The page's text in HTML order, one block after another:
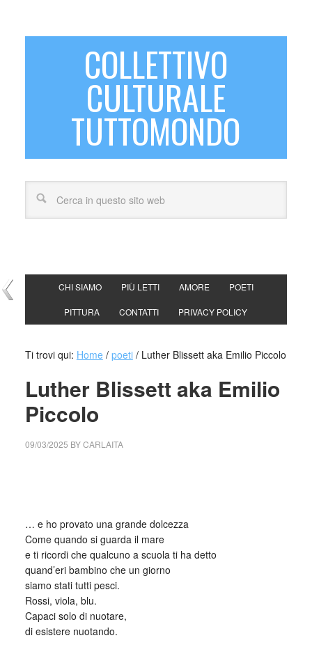
COLLETTIVO
CULTURALE
TUTTOMONDO
CHI SIAMO PIÙ LETTI AMORE POETI
PITTURA CONTATTI PRIVACY POLICY
Ti trovi qui: Home / poeti /Luther Blissett aka Emilio Piccolo
Luther Blissett aka Emilio
Piccolo
09/03/2025 BYCARLAITA
… e ho provato una grande dolcezza
Come quando si guarda il mare
e ti ricordi che qualcuno a scuola ti ha detto
quand’eri bambino che un giorno
siamo stati tutti pesci.
Rossi, viola, blu.
Capaci solo di nuotare,
di esistere nuotando.